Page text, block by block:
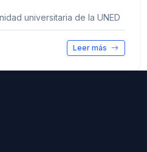
universitaria de la UNED
Leer más